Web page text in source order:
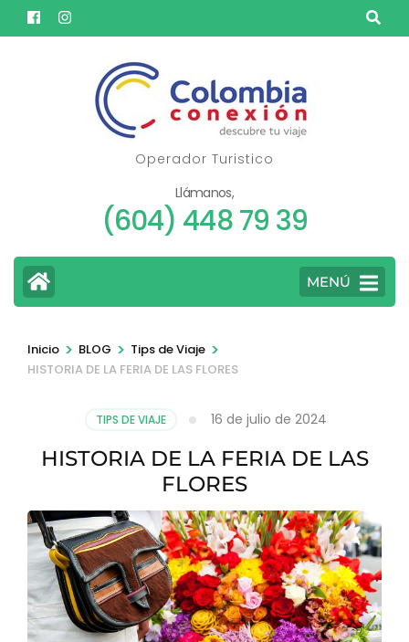
Saltar
al
Operador Turistico
Llámanos,
(604) 448 79 39
MENÚ
Inicio > BLOG > Tips de Viaje >
HISTORIA DE LA FERIA DE LAS FLORES
TIPS DE VIAJE 16 de julio de 2024
HISTORIA DE LA FERIA DE LAS
FLORES